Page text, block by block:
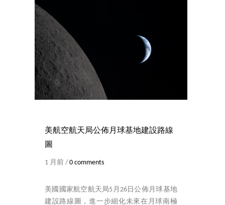
美航空航天局公佈月球基地建設路線
圖
1 月前 / 0 comments
美國國家航空航天局5月26日公佈月球基地
建設路線圖，進一步細化未來在月球南極